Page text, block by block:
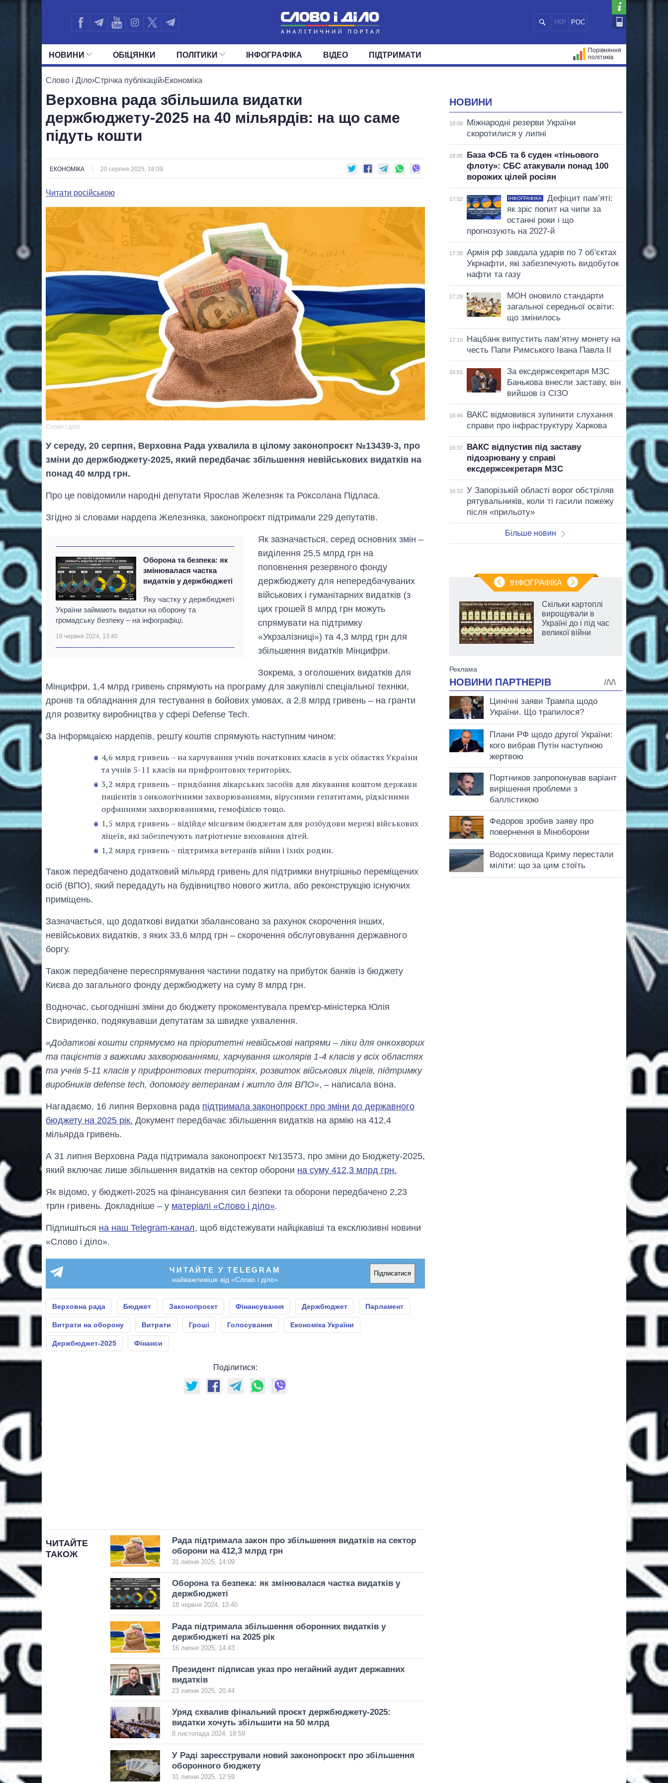
УКР РОС
НОВИНИ
ПОЛІТИКА ЕКОНОМІКА
ОБIЦЯНКИ ПОЛIТИКИ
УСІ ПОЛІТИКИ ПРЕЗИДЕНТ І ОФІС
ДЕПУТАТИ
ІНФОГРАФІКА ВІДЕО ПІДТРИМАТИ
Порівняння
політиків
Слово і Діло›Стрічка публікацій›Економіка
Верховна рада збільшила видатки
держбюджету-2025 на 40 мільярдів: на що саме
підуть кошти
ЕКОНОМІКА 20 серпня 2025, 18:09
Читати російською
Слово і діло
У середу, 20 серпня, Верховна Рада ухвалила в цілому законопроєкт №13439-3, про
зміни до держбюджету-2025, який передбачає збільшення невійськових видатків на
понад 40 млрд грн.
Про це повiдомили народнi депутати Ярослав Железняк та Роксолана Підласа.
Згідно зі словами нардепа Железняка, законопроєкт підтримали 229 депутатів.
Оборона та безпека: як
змінювалася частка
видатків у держбюджеті
Яку частку у держбюджеті
України займають видатки на оборону та
громадську безпеку – на інфографіці.
18 червня 2024, 13:40
Як зазначається, серед основних змін –
виділення 25,5 млрд грн на
поповнення резервного фонду
держбюджету для непередбачуваних
військових і гуманітарних видатків (з
цих грошей 8 млрд грн можуть
спрямувати на підтримку
«Укрзалізниці») та 4,3 млрд грн для
збільшення видатків Мінцифри.
Зокрема, з оголошених видатків для
Мінцифри, 1,4 млрд гривень спрямують на програму для закупівлі спеціальної техніки,
дронів та обладнання для тестування в бойових умовах, а 2,8 млрд гривень – на гранти
для розвитку виробництва у сфері Defense Tech.
За інформцаією нардепів, решту коштів спрямують наступним чином:
4,6 млрд гривень – на харчування учнів початкових класів в усіх областях України
та учнів 5-11 класів на прифронтових територіях.
3,2 млрд гривень – придбання лікарських засобів для лікування коштом держави
пацієнтів з онкологічними захворюваннями, вірусними гепатитами, рідкісними
орфанними захворюваннями, гемофілією тощо.
1,5 млрд гривень – відійде місцевим бюджетам для розбудови мережі військових
ліцеїв, які забезпечують патріотичне виховання дітей.
1,2 млрд гривень – підтримка ветеранів війни і їхніх родин.
Також передбачено додатковий мільярд гривень для підтримки внутрішньо переміщених
осіб (ВПО), який передадуть на будівництво нового житла, або реконструкцію існуючих
приміщень.
Зазначається, що додаткові видатки збалансовано за рахунок скорочення інших,
невійськових видатків, з яких 33,6 млрд грн – скорочення обслуговування державного
боргу.
Також передбачене переспрямування частини податку на прибуток банків із бюджету
Києва до загального фонду держбюджету на суму 8 млрд грн.
Водночас, сьогоднішні зміни до бюджету прокоментувала прем'єр-міністерка Юлія
Свириденко, подякувавши депутатам за швидке ухвалення.
«Додаткові кошти спрямуємо на пріоритетні невійськові напрями – ліки для онкохворих
та пацієнтів з важкими захворюваннями, харчування школярів 1-4 класів у всіх областях
та учнів 5-11 класів у прифронтових територіях, розвиток військових ліцеїв, підтримку
виробників defense tech, допомогу ветеранам і житло для ВПО», – написала вона.
Нагадаємо, 16 липня Верховна рада підтримала законопроєкт про зміни до державного
бюджету на 2025 рік. Документ передбачає збільшення видатків на армію на 412,4
мільярда гривень.
А 31 липня Верховна Рада підтримала законопроєкт №13573, про зміни до Бюджету-2025,
який включає лише збільшення видатків на сектор оборони на суму 412,3 млрд грн.
Як вiдомо, у бюджеті-2025 на фінансування сил безпеки та оборони передбачено 2,23
трлн гривень. Докладніше – у матеріалі «Слово і діло».
Підпишіться на наш Telegram-канал, щоб відстежувати найцікавіші та ексклюзивні новини
«Слово і діло».
ЧИТАЙТЕ У TELEGRAM
найважливіше від «Слово і діло»
Підписатися
Верховна рада Бюджет Законопроєкт Фінансування Держбюджет Парламент
Витрати на оборону Витрати Гроші Голосування Економіка України
Держбюджет-2025 Фінанси
Поділитися:
ЧИТАЙТЕ
ТАКОЖ
Рада підтримала закон про збільшення видатків на сектор
оборони на 412,3 млрд грн
31 липня 2025, 14:09
Оборона та безпека: як змінювалася частка видатків у
держбюджеті
18 червня 2024, 13:40
Рада підтримала збільшення оборонних видатків у
держбюджеті на 2025 рік
16 липня 2025, 14:43
Президент підписав указ про негайний аудит державних
видатків
23 липня 2025, 20:44
Уряд схвалив фінальний проєкт держбюджету-2025:
видатки хочуть збільшити на 50 млрд
8 листопада 2024, 18:59
У Раді зареєстрували новий законопроєкт про збільшення
оборонного бюджету
31 липня 2025, 12:59
НОВИНИ
18:09
Міжнародні резерви України
скоротилися у липні
18:05
База ФСБ та 6 суден «тіньового
флоту»: СБС атакували понад 100
ворожих цілей росіян
17:52 ІНФОГРАФІКА
Дефіцит пам’яті:
як зріс попит на чипи за
останні роки і що
прогнозують на 2027-й
17:38
Армія рф завдала ударів по 7 об'єктах
Укрнафти, які забезпечують видобуток
нафти та газу
17:29
МОН оновило стандарти
загальної середньої освіти:
що змінилось
17:10
Нацбанк випустить пам’ятну монету на
честь Папи Римського Івана Павла II
16:51
За ексдержсекретаря МЗС
Банькова внесли заставу, він
вийшов із СІЗО
16:44
ВАКС відмовився зупинити слухання
справи про інфраструктуру Харкова
16:37
ВАКС відпустив під заставу
підозрювану у справі
ексдержсекретаря МЗС
16:33
У Запорізькій області ворог обстріляв
рятувальників, коли ті гасили пожежу
після «прильоту»
Більше новин
ІНФОГРАФІКА
як зріс попит на
прогнозують на
2027-й
Скільки картоплі
вирощували в
Україні до і під час
великої війни